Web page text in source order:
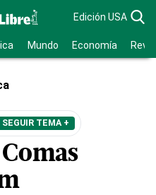
Edición USA
Mundo Economía
SEGUIR TEMA +